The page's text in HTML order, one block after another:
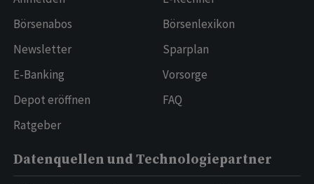
Börsenabos
Newsletter
E-Banking
Depot eröffnen
Ratgeber
Börsenlexikon
Sparplan
Vorsorge
FAQ
Datenquellen und Technologiepartner